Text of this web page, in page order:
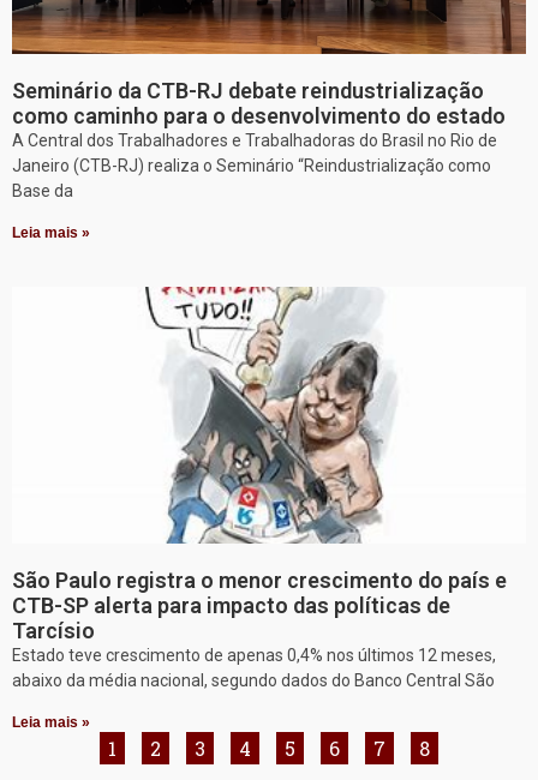
Seminário da CTB-RJ debate reindustrialização
como caminho para o desenvolvimento do estado
A Central dos Trabalhadores e Trabalhadoras do Brasil no Rio de
Janeiro (CTB-RJ) realiza o Seminário “Reindustrialização como
Base da
Leia mais »
São Paulo registra o menor crescimento do país e
CTB-SP alerta para impacto das políticas de
Tarcísio
Estado teve crescimento de apenas 0,4% nos últimos 12 meses,
abaixo da média nacional, segundo dados do Banco Central São
Leia mais »
1 2 3 4 5 6 7 8